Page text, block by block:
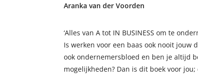
Aranka van der Voorden
‘Alles van A tot IN BUSINESS om te
Is werken voor een baas ook nooit jouw
ook ondernemersbloed en ben je altijd
mogelijkheden? Dan is dit boek voor